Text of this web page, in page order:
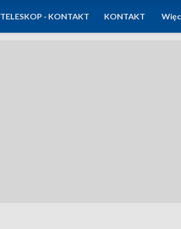
TELESKOP - KONTAKT KONTAKT